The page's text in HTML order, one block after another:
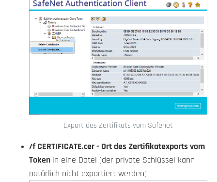
Export des Zertifikats vom Safenet
/f CERTIFICATE.cer - Ort des Zertifikatexports vom
Token in eine Datei (der private Schlüssel kann
natürlich nicht exportiert werden)